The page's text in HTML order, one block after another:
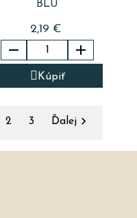
BLU
2,19 €
 
Kúpiť
2 3 Ďalej